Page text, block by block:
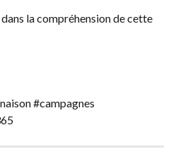
la compréhension de cette
#campagnes